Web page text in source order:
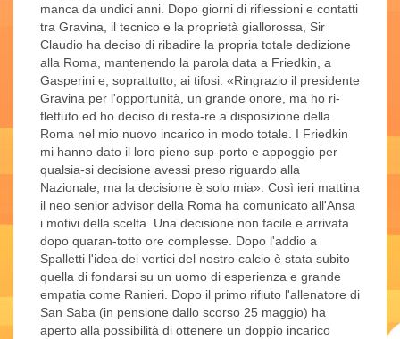
manca da undici anni. Dopo giorni di riflessioni e contatti
tra Gravina, il tecnico e la proprietà giallorossa, Sir
Claudio ha deciso di ribadire la propria totale dedizione
alla Roma, mantenendo la parola data a Friedkin, a
Gasperini e, soprattutto, ai tifosi. «Ringrazio il presidente
Gravina per l'opportunità, un grande onore, ma ho ri-
flettuto ed ho deciso di resta-re a disposizione della
Roma nel mio nuovo incarico in modo totale. I Friedkin
mi hanno dato il loro pieno sup-porto e appoggio per
qualsia-si decisione avessi preso riguardo alla
Nazionale, ma la decisione è solo mia». Così ieri mattina
il neo senior advisor della Roma ha comunicato all'Ansa
i motivi della scelta. Una decisione non facile e arrivata
dopo quaran-totto ore complesse. Dopo l'addio a
Spalletti l'idea dei vertici del nostro calcio è stata subito
quella di fondarsi su un uomo di esperienza e grande
empatia come Ranieri. Dopo il primo rifiuto l'allenatore di
San Saba (in pensione dallo scorso 25 maggio) ha
aperto alla possibilità di ottenere un doppio incarico